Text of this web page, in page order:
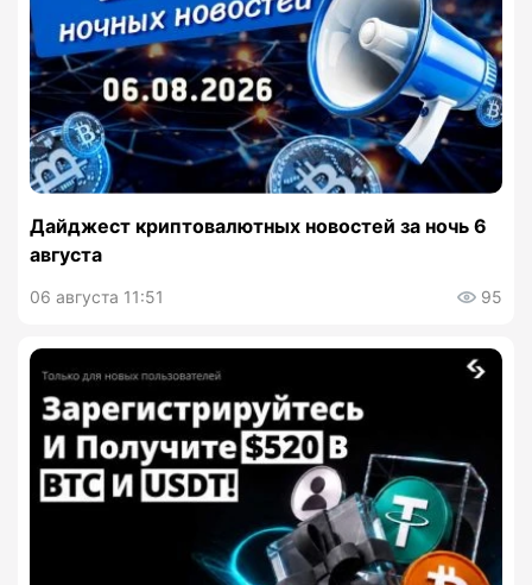
Дайджест криптовалютных новостей за ночь 6
августа
06 августа 11:51 95